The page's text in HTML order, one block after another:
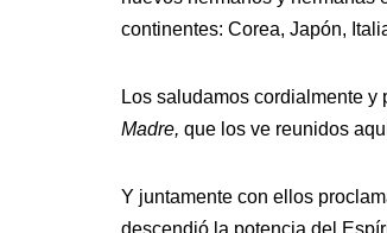
continentes: Corea, Japón,
Los saludamos cordialmente
Madre, que los ve reunidos
Y juntamente con ellos
descendió la potencia del